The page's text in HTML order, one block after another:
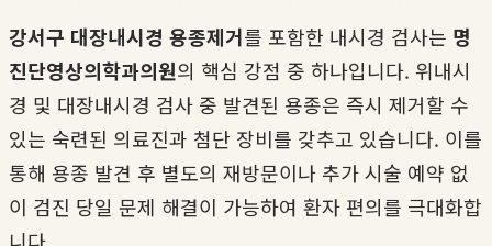
강서구 대장내시경 용종제거를 포함한 내시경 검사는 명
진단영상의학과의원의 핵심 강점 중 하나입니다. 위내시
경 및 대장내시경 검사 중 발견된 용종은 즉시 제거할 수
있는 숙련된 의료진과 첨단 장비를 갖추고 있습니다. 이를
통해 용종 발견 후 별도의 재방문이나 추가 시술 예약 없
이 검진 당일 문제 해결이 가능하여 환자 편의를 극대화합